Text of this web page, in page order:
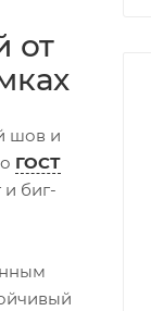
от
шов и
ГОСТ
и биг-